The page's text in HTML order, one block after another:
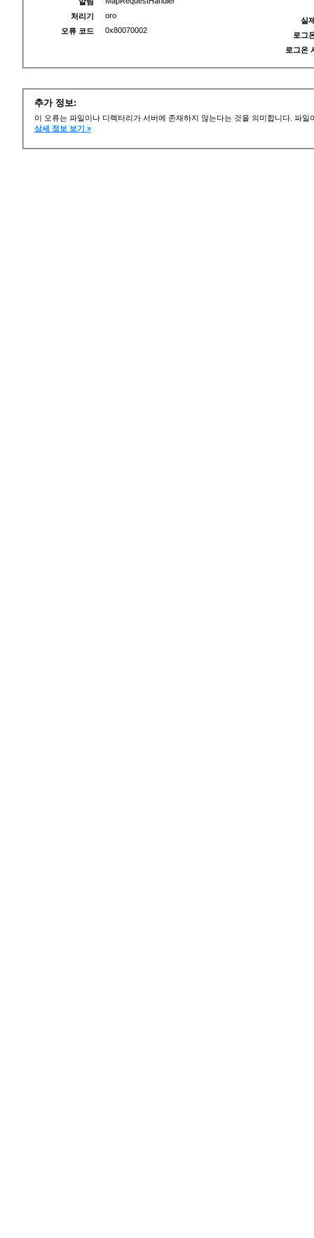
처리기
oro
오류 코드
0x80070002
실
로그
로그온
추가 정보:
이 오류는 파일이나 디렉터리가 서버에 존재하지 않는다는 것을 의미합니다. 파
상세 정보 보기 »